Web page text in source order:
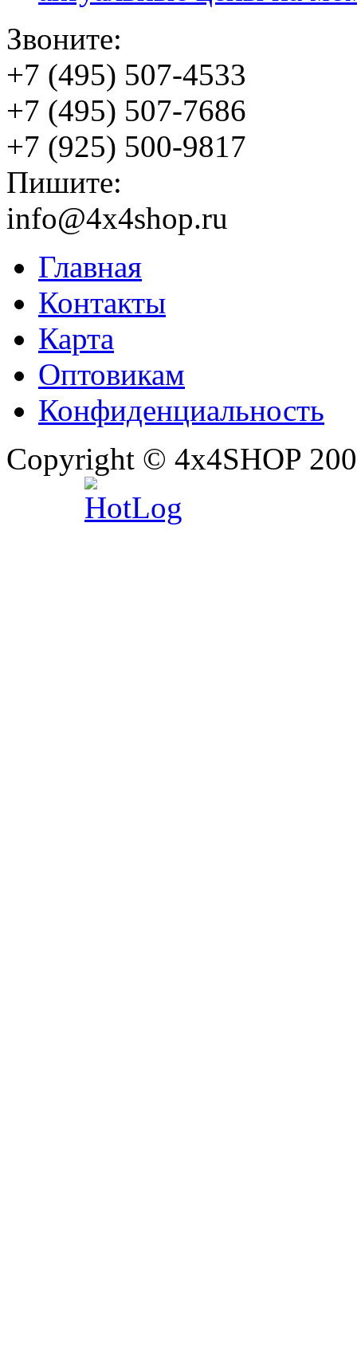
Звоните:
+7 (495) 507-4533
+7 (495) 507-7686
+7 (925) 500-9817
Пишите:
info@4x4shop.ru
Главная
Контакты
Карта
Оптовикам
Конфиденциальность
Copyright © 4x4SHOP